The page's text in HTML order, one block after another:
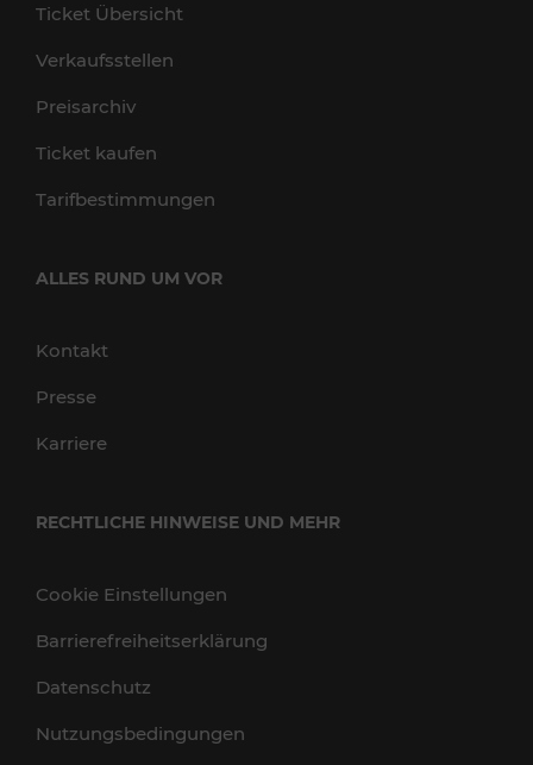
Ticket Übersicht
Verkaufsstellen
Preisarchiv
Ticket kaufen
Tarifbestimmungen
ALLES RUND UM VOR
Kontakt
Presse
Karriere
RECHTLICHE HINWEISE UND MEHR
Cookie Einstellungen
Barrierefreiheitserklärung
Datenschutz
Nutzungsbedingungen